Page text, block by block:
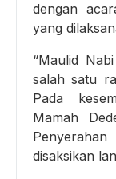
dengan
yang
“Maulid
salah satu
Pada
Mamah
disaksikan